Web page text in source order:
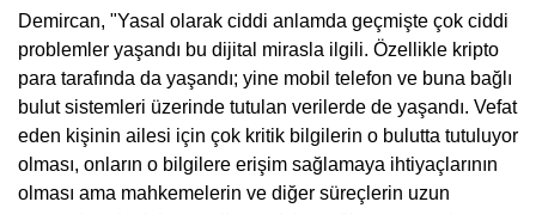
Demircan, "Yasal olarak ciddi anlamda geçmişte çok ciddi
problemler yaşandı bu dijital mirasla ilgili. Özellikle kripto
para tarafında da yaşandı; yine mobil telefon ve buna bağlı
bulut sistemleri üzerinde tutulan verilerde de yaşandı. Vefat
eden kişinin ailesi için çok kritik bilgilerin o bulutta tutuluyor
olması, onların o bilgilere erişim sağlamaya ihtiyaçlarının
olması ama mahkemelerin ve diğer süreçlerin uzun